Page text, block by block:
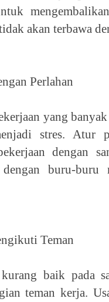
mengembalikan
akan terbawa
Perlahan
yang
stres. Atur
dengan
dengan buru-
Teman
baik pada
teman kerja.